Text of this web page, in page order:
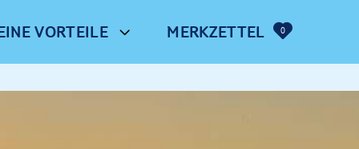
0
MERKZETTEL
VORTEILE